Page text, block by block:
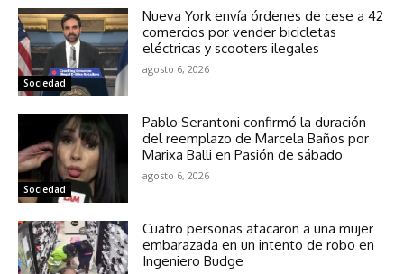
Sociedad
Nueva York envía órdenes de cese a 42
comercios por vender bicicletas
eléctricas y scooters ilegales
agosto 6, 2026
Sociedad
Pablo Serantoni confirmó la duración
del reemplazo de Marcela Baños por
Marixa Balli en Pasión de sábado
agosto 6, 2026
Cuatro personas atacaron a una mujer
embarazada en un intento de robo en
Ingeniero Budge